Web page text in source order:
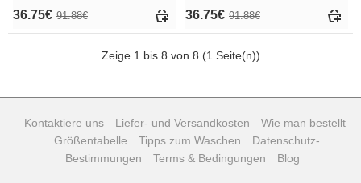
36.75€ 91.88€ 36.75€ 91.88€
Zeige 1 bis 8 von 8 (1 Seite(n))
Kontaktiere uns Liefer- und Versandkosten
Wie man bestellt
Größentabelle
Tipps zum Waschen
Datenschutz-
Bestimmungen
Terms & Bedingungen Blog